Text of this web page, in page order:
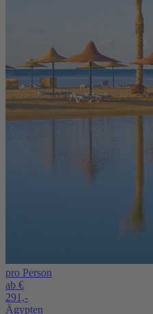
pro Person
ab €
291,-
Ägypten